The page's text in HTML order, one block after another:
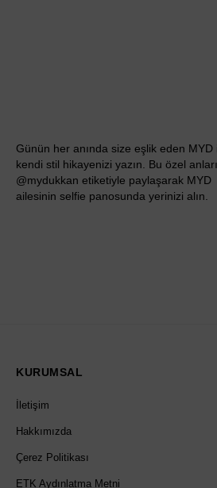
Günün her anında size eşlik eden MYD
kendi stil hikayenizi yazın. Bu özel anları
@mydukkan etiketiyle paylaşarak MYD
ailesinin selfie panosunda yerinizi alın.
KURUMSAL
İletişim
Hakkımızda
Çerez Politikası
ETK Aydınlatma Metni